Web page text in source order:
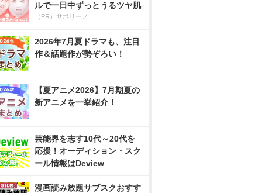
ルで一日中ずっとうるツヤ肌
（PR）サボリーノ
2026年7月夏ドラマも、注目
作＆話題作が勢ぞろい！
【夏アニメ2026】7月期夏の
新アニメを一挙紹介！
芸能界を志す10代～20代を
応援！オーディション・スク
ール情報はDeview
漫画読み放題サブスクおすす